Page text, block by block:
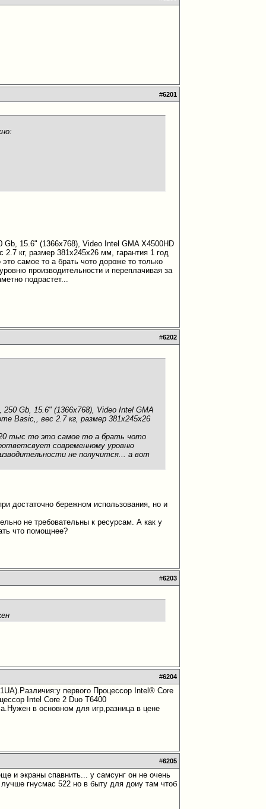
#6201
Gb, 15.6" (1366x768), Video Intel GMA X4500HD
кг, размер 381x245x26 мм, гарантия 1 год
самое то а брать чото дороже то только
производительности и переплачивая за
подрастет...
#6202
250 Gb, 15.6" (1366x768), Video Intel GMA
Basic,, вес 2.7 кг, размер 381x245x26
20 тыс то это самое то а брать чото
современному уровню
не получится... а вот
достаточно бережном использования, но и
не требовательны к ресурсам. А как у
что помощнее?
#6203
#6204
первого Процессор Intel® Core
Intel Core 2 Duo T6400
в основном для игр,разница в цене
#6205
и экраны спавнить... у самсунг он не очень
гнусмас 522 но в быту для доиу там чтоб